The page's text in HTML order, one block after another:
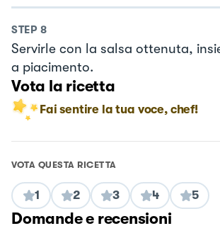
STEP 8
Servirle con la salsa ottenuta,
a piacimento.
Vota la ricetta
Fai sentire la tua voce, chef!
VOTA QUESTA RICETTA
1 2 3 4 5
Domande e recensioni